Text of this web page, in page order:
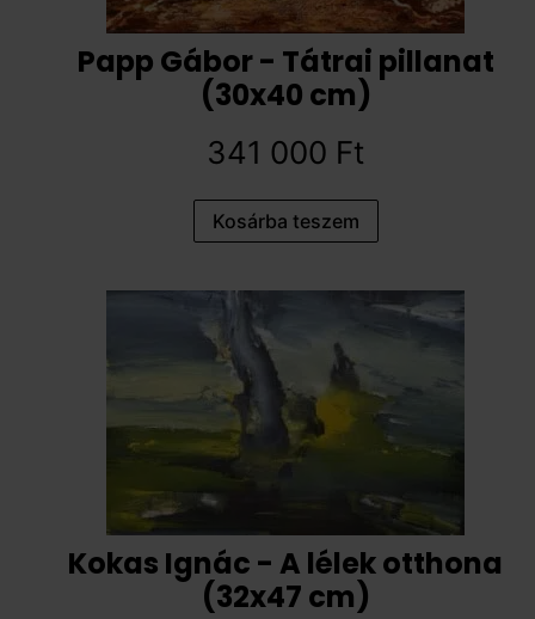
Papp Gábor - Tátrai pillanat
(30x40 cm)
341 000 Ft
Kosárba teszem
Kokas Ignác - A lélek otthona
(32x47 cm)